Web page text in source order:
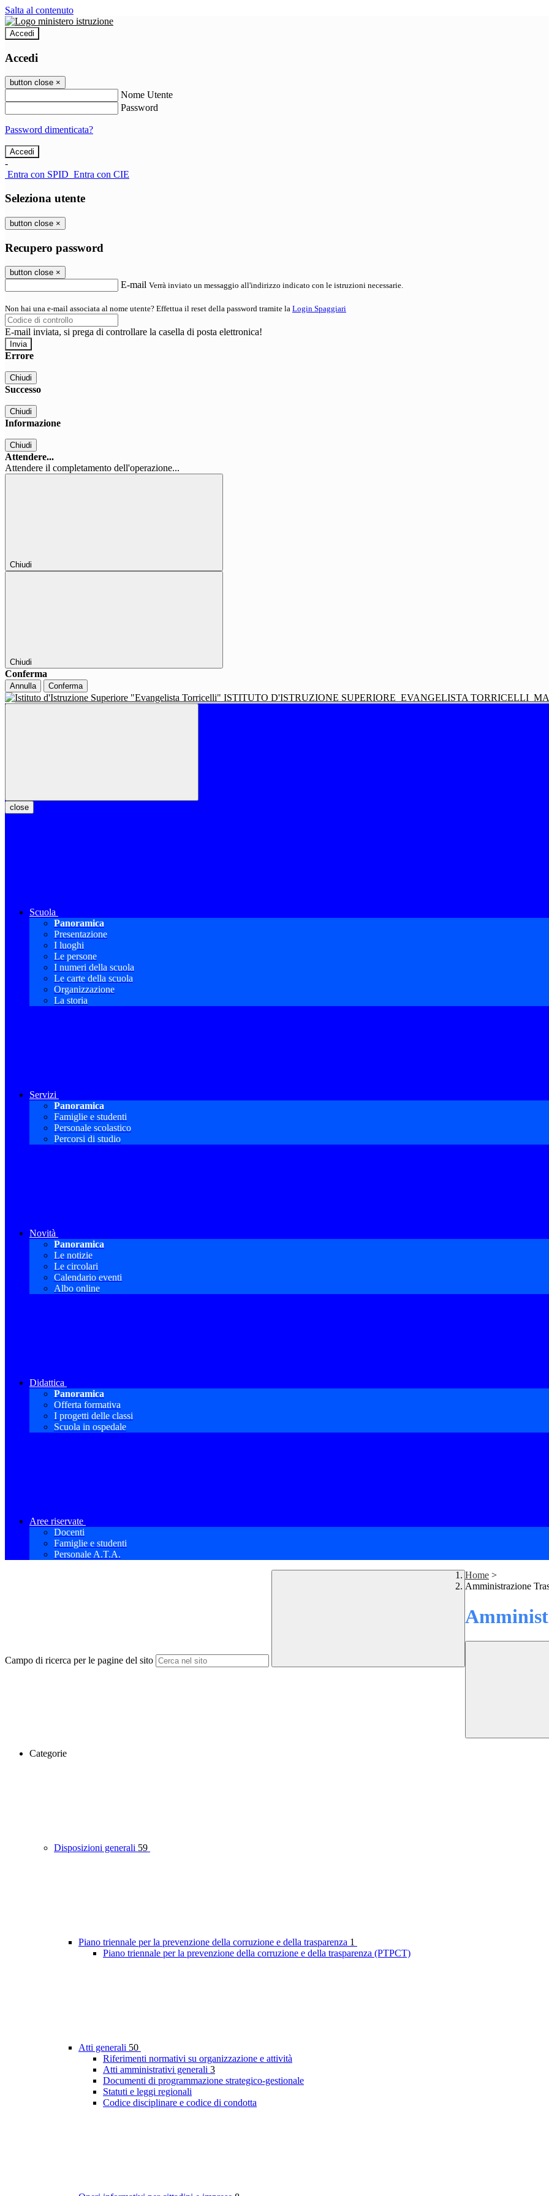
Salta al contenuto
Accedi
Accedi
button close ×
Nome Utente
Password
Password dimenticata?
-
Entra con SPID Entra con CIE
Seleziona utente
button close ×
Recupero password
button close ×
E-mail Verrà inviato un messaggio all'indirizzo indicato con le istruzioni necessarie.
Non hai una e-mail associata al nome utente? Effettua il reset della password tramite la Login Spaggiari
E-mail inviata, si prega di controllare la casella di posta elettronica!
Errore
Chiudi
Successo
Chiudi
Informazione
Chiudi
Attendere...
Attendere il completamento dell'operazione...
Chiudi
Chiudi
Conferma
Annulla Conferma
ISTITUTO D'ISTRUZIONE SUPERIORE EVANGELISTA TORRICELLI
close
Scuola
Panoramica
Presentazione
I luoghi
Le persone
I numeri della scuola
Le carte della scuola
Organizzazione
La storia
Servizi
Panoramica
Famiglie e studenti
Personale scolastico
Percorsi di studio
Novità
Panoramica
Le notizie
Le circolari
Calendario eventi
Albo online
Didattica
Panoramica
Offerta formativa
I progetti delle classi
Scuola in ospedale
Aree riservate
Docenti
Famiglie e studenti
Personale A.T.A.
Campo di ricerca per le pagine del sito
Home >
Amministrazione
Categorie
Disposizioni generali 59
Piano triennale per la prevenzione della corruzione e della trasparenza 1
Piano triennale per la prevenzione della corruzione e della trasparenza (PTPCT)
Atti generali 50
Riferimenti normativi su organizzazione e attività
Atti amministrativi generali 3
Documenti di programmazione strategico-gestionale
Statuti e leggi regionali
Codice disciplinare e codice di condotta